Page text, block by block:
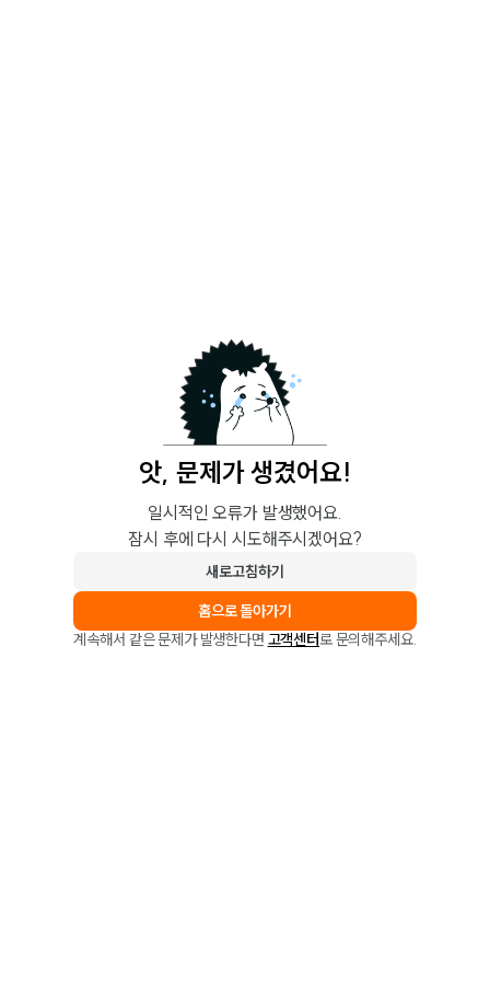
앗, 문제가 생겼어요!
일시적인 오류가 발생했어요.
잠시 후에 다시 시도해주시겠어요?
새로고침하기
홈으로 돌아가기
계속해서 같은 문제가 발생한다면 고객센터로 문의해주세요.